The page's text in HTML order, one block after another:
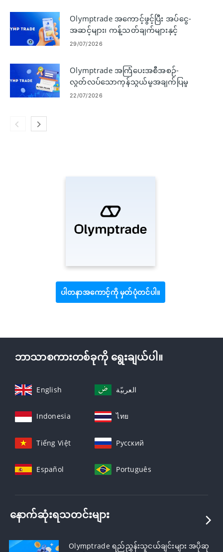
Olymptrade အကောင့်ဖွင့်ပြီး အပ်ငွေ-
အဆင့်များ၊ ကန့်သတ်ချက်များနှင့်
နည်းလမ်းများ
29/07/2026
Olymptrade အကြံပေးအစီအစဉ်-
လွတ်လပ်သောကုန်သွယ်မှုအချက်ပြမှု
များ ဝင်ရောက်ကြည့်ရှုခြင်း။
22/07/2026
ပါတနာအကောင့်ကို မှတ်ပုံတင်ပါ။
ဘာသာစကားတစ်ခုကို ရွေးချယ်ပါ။
English العربيّة
Indonesia ไทย
Tiếng Việt Русский
Español Português
နောက်ဆုံးရသတင်းများ
Olymptrade ရည်ညွှန်းသူငယ်ချင်းများ အပိုဆု